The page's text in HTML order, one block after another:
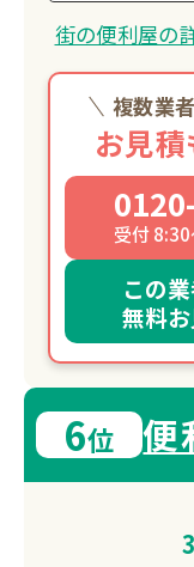
街の便利屋の
複数業
お見
受付
この
無料
6位 便